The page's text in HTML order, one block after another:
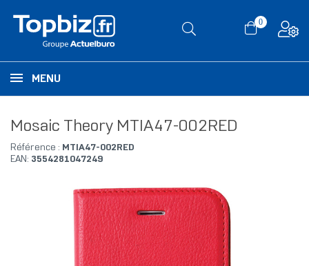
0
MENU
Mosaic Theory MTIA47-002RED
Référence : MTIA47-002RED
EAN: 3554281047249